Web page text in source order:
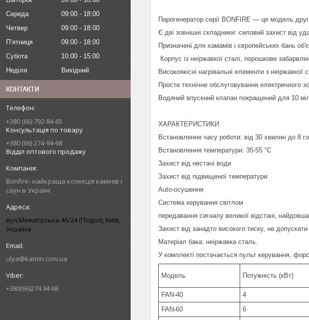
Середа
09:00
18:00
Четвер
09:00
18:00
Пʼятниця
09:00
18:00
Субота
10:00
15:00
Неділя
Вихідний
КОНТАКТИ
+380 (66) 792-84-65
Консультація по товару
+380 (66) 274-94-68
Відділ оптового продажу
Bonfire- найкраща колекція камінів і
саун в Україні
вул.Межигірська 46/24 (Подол), Київ,
Україна
ulya@kamin.com.ua
+380(66)274 94 68
Парогенератор серії BONFIRE — це модель
Є дві зовнішні складники: силовий захист від
Призначені для хамамів і європейських бань
Корпус із неіржавкої сталі, порошкове
Високоякісні нагрівальні елементи з неіржавкої
Просте технічне обслуговування електричного
Водяний впускний клапан покращений для 10
ХАРАКТЕРИСТИКИ
Встановлення часу роботи: від 30 хвилин до 8
Встановлення температури: 35-55 °C
Захист від нестачі води
Захист від підвищеної температури
Auto-осушення
Система керування світлом
передавання сигналу великої відстані,
Захист від занадто високого тиску, не
Матеріал бака: неіржавка сталь.
У комплекті постачається пульт керування,
Модель Потужність (кВт)
FAN-40
4
FAN-60
6